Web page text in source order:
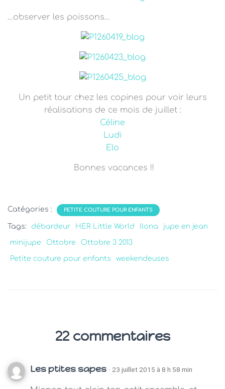
…observer les poissons…
Un petit tour chez les copines pour voir leurs
réalisations de ce mois de juillet :
Céline
Ludi
Elo
Bonnes vacances !!
Catégories : PETITE COUTURE POUR ENFANTS
Tags: débardeur HER Little World Ilona jupe en jean
minijupe Ottobre Ottobre 3 2013
Petite couture pour enfants weekendeuses
22 commentaires
Les ptites sapes · 23 juillet 2015 à 8 h 58 min